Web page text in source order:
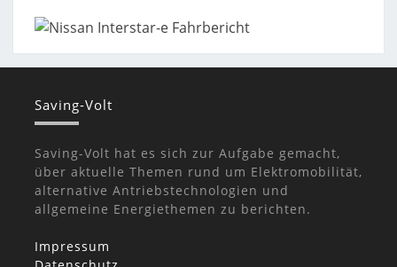
Saving-Volt
Saving-Volt hat es sich zur Aufgabe gemacht,
über aktuelle Themen rund um Elektromobilität,
alternative Antriebstechnologien und
allgemeine Energiethemen zu berichten.
Impressum